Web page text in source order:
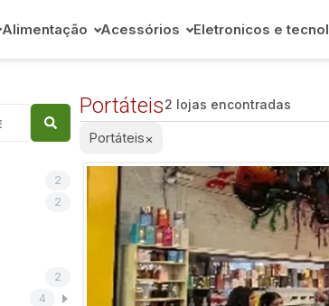
Alimentação Acessórios Eletronicos e
2
2
2
4
Portáteis2 lojas encontradas
Portáteis×